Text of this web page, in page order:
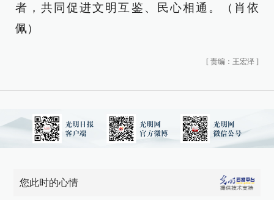
者，共同促进文明互鉴、民心相通。（肖依
佩）
[ 责编：王宏泽 ]
您此时的心情